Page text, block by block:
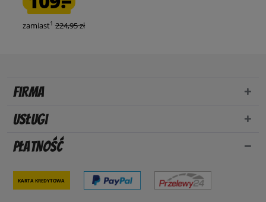
zamiast1 224,95 zł
Firma
Usługi
Płatność
Karta kredytowa